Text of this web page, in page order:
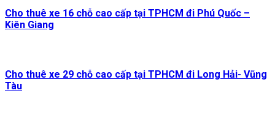
Cho thuê xe 16 chỗ cao cấp tại TPHCM đi Phú Quốc –
Kiên Giang
Cho thuê xe 29 chỗ cao cấp tại TPHCM đi Long Hải- Vũng
Tàu